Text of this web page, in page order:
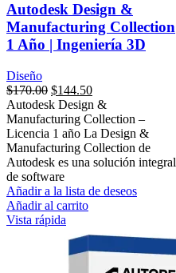
Autodesk Design &
Manufacturing Collection
1 Año | Ingeniería 3D
Diseño
$170.00 $144.50
Autodesk Design &
Manufacturing Collection –
Licencia 1 año La Design &
Manufacturing Collection de
Autodesk es una solución integral
de software
Añadir a la lista de deseos
Añadir al carrito
Vista rápida